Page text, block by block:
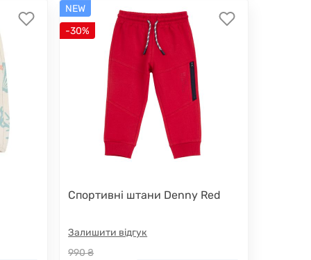
NEW
-30%
Спортивні штани Denny Red
Залишити відгук
990 ₴